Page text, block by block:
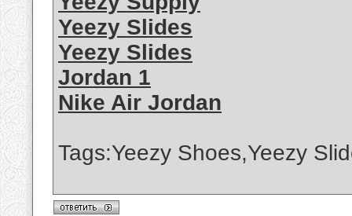
Yeezy Slides
Yeezy Slides
Jordan 1
Nike Air Jordan
Tags:Yeezy Shoes,Yeezy